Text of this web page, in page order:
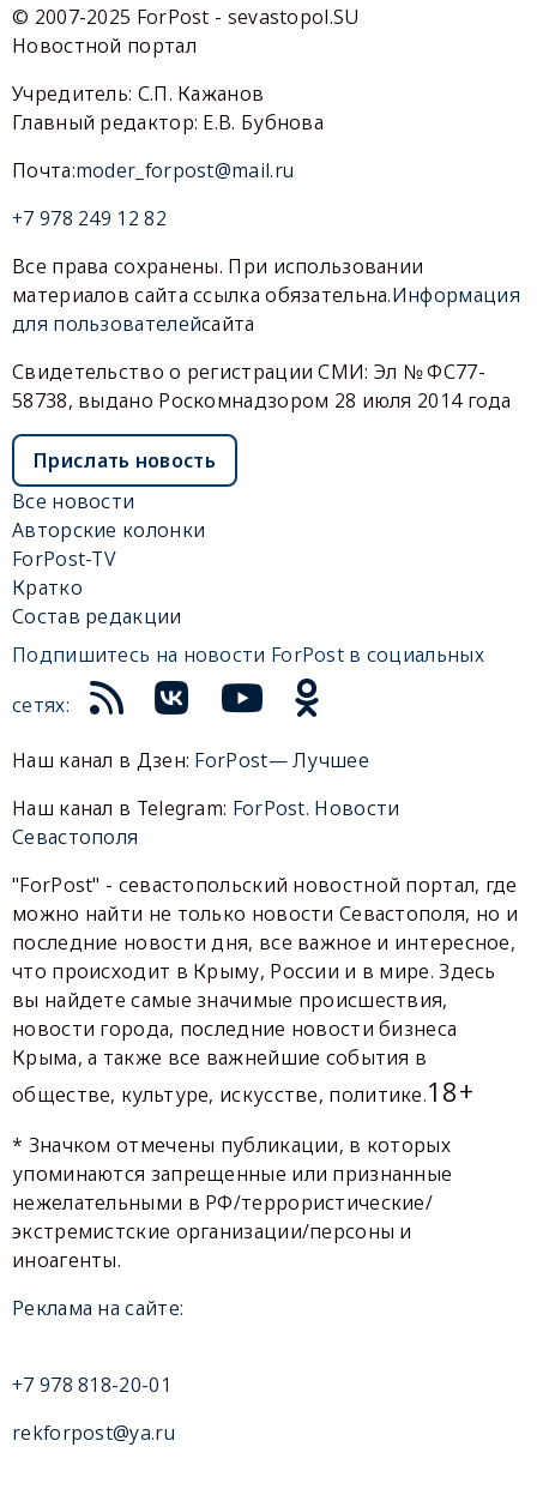
© 2007-2025 ForPost - sevastopol.SU
Новостной портал
Учредитель: С.П. Кажанов
Главный редактор: Е.В. Бубнова
Почта:moder_forpost@mail.ru
+7 978 249 12 82
Все права сохранены. При использовании
материалов сайта ссылка обязательна.Информация
для пользователейсайта
Свидетельство о регистрации СМИ: Эл № ФС77-
58738, выдано Роскомнадзором 28 июля 2014 года
Прислать новость
Все новости
Авторские колонки
ForPost-TV
Кратко
Состав редакции
Подпишитесь на новости ForPost в социальных
сетях:
Наш канал в Дзен: ForPost— Лучшее
Наш канал в Telegram: ForPost. Новости
Севастополя
"ForPost" - севастопольский новостной портал, где
можно найти не только новости Севастополя, но и
последние новости дня, все важное и интересное,
что происходит в Крыму, России и в мире. Здесь
вы найдете самые значимые происшествия,
новости города, последние новости бизнеса
Крыма, а также все важнейшие события в
обществе, культуре, искусстве, политике.18+
* Значком отмечены публикации, в которых
упоминаются запрещенные или признанные
нежелательными в РФ/террористические/
экстремистские организации/персоны и
иноагенты.
Реклама на сайте:
+7 978 818-20-01
rekforpost@ya.ru